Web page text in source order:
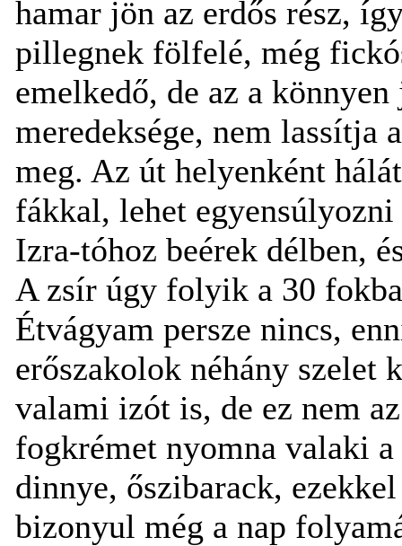
hamar jön az erdős rész,
pillegnek fölfelé, még
emelkedő, de az a
meredeksége, nem lassítja
meg. Az út helyenként
fákkal, lehet
Izra-tóhoz beérek délben,
A zsír úgy folyik a 30
Étvágyam persze nincs,
erőszakolok néhány szelet
valami izót is, de ez nem
fogkrémet nyomna valaki a
dinnye, őszibarack,
bizonyul még a nap